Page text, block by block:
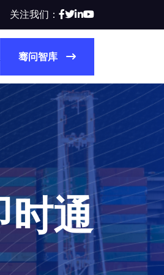
关注我们：
骞问智库
时通